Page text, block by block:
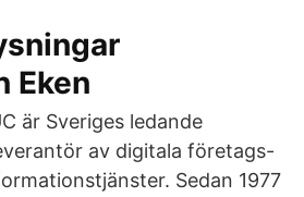
Eken
är Sveriges ledande
av digitala företags-
Sedan 1977